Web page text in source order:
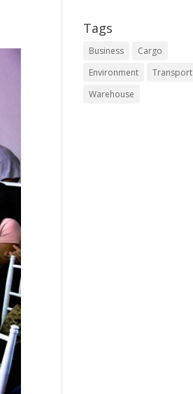
Tags
Business
Cargo
Environment
Transport
Warehouse